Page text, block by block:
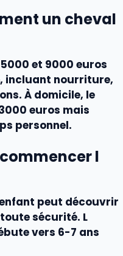
un cheval
et 9000 euros
incluant nourriture,
À domicile, le
euros mais
personnel.
l
peut découvrir
sécurité. L
vers 6-7 ans